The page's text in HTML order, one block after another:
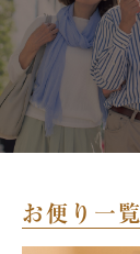
お便り一覧